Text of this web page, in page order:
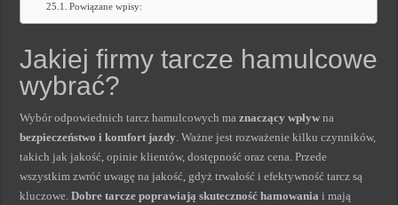
Powiązane wpisy:
Jakiej firmy tarcze hamulcowe
wybrać?
Wybór odpowiednich tarcz hamulcowych maznaczący wpływ na
bezpieczeństwo i komfort jazdy. Ważne jest rozważenie kilku czynników,
takich jak jakość, opinie klientów, dostępność oraz cena. Przede
wszystkim zwróć uwagę na jakość, gdyż trwałość i efektywność tarcz są
kluczowe.Dobre tarcze poprawiają skuteczność hamowania i mają